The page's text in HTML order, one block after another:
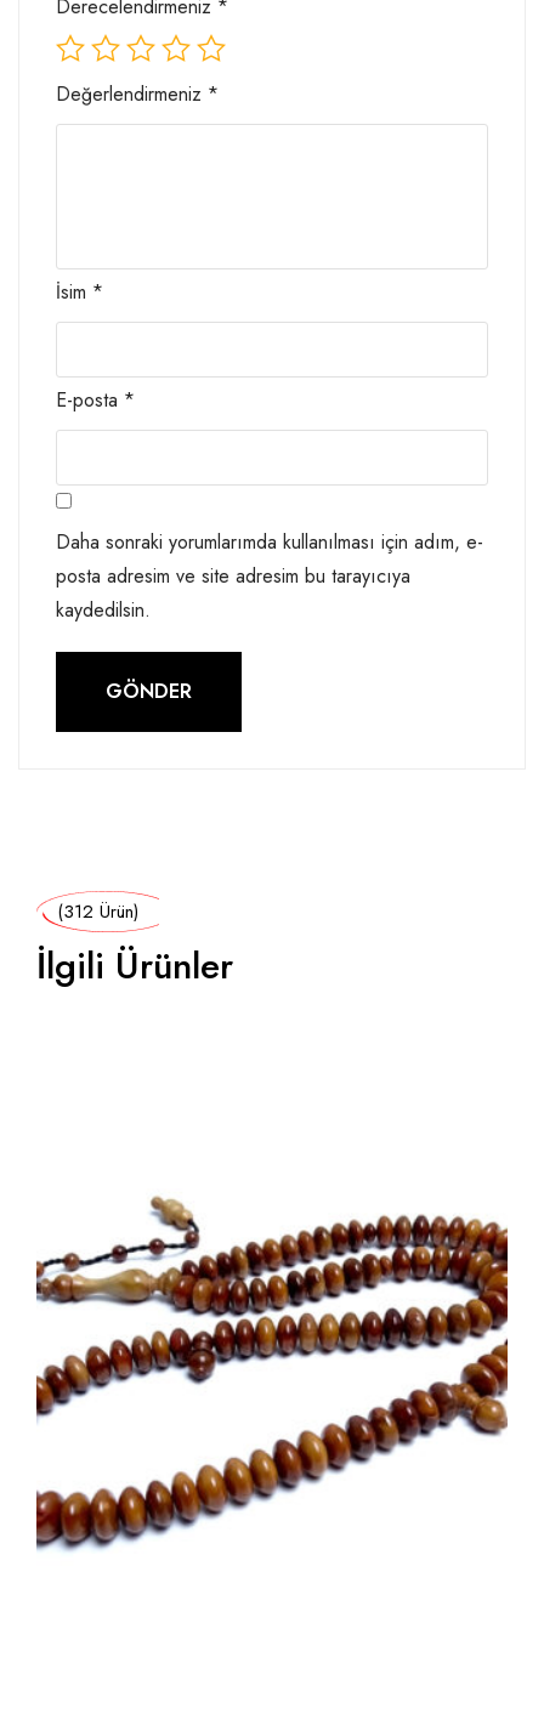
Derecelendirmeniz *
Değerlendirmeniz *
İsim *
E-posta *
Daha sonraki yorumlarımda kullanılması için adım, e-
posta adresim ve site adresim bu tarayıcıya
kaydedilsin.
(312 Ürün)
İlgili Ürünler